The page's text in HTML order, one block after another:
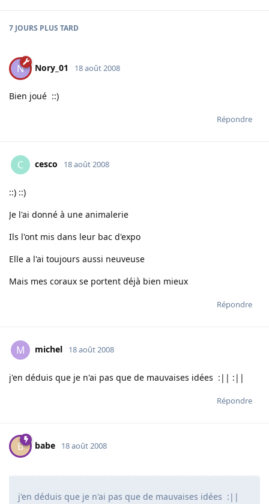
7 JOURS PLUS TARD
N Nory_01 18 août 2008
Bien joué ::)
Répondre
C cesco 18 août 2008
::) ::)
Je l'ai donné à une animalerie
Ils l'ont mis dans leur bac d'expo
Elle a l'ai toujours aussi neuveuse
Mais mes coraux se portent déjà bien mieux
Répondre
M michel 18 août 2008
j'en déduis que je n'ai pas que de mauvaises idées :|| :||
Répondre
B babe 18 août 2008
j'en déduis que je n'ai pas que de mauvaises idées :||